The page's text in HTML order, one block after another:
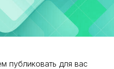
публиковать для вас